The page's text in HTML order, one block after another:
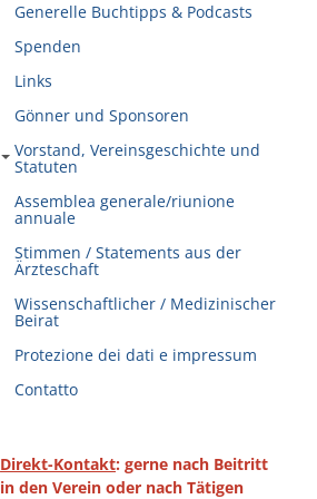
Generelle Buchtipps & Podcasts
Spenden
Links
Gönner und Sponsoren
Vorstand, Vereinsgeschichte und
Statuten
Assemblea generale/riunione
annuale
Stimmen / Statements aus der
Ärzteschaft
Wissenschaftlicher / Medizinischer
Beirat
Protezione dei dati e impressum
Contatto
Direkt-Kontakt: gerne nach Beitritt
in den Verein oder nach Tätigen